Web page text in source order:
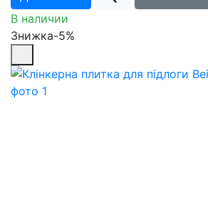
В наличии
Знижка-5%